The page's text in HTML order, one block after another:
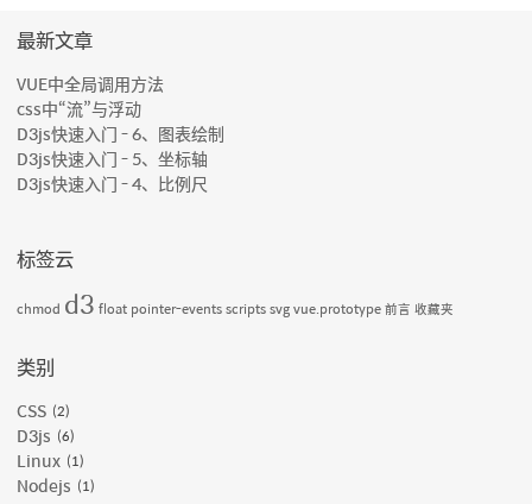
最新文章
VUE中全局调用方法
css中“流”与浮动
D3js快速入门 - 6、图表绘制
D3js快速入门 - 5、坐标轴
D3js快速入门 - 4、比例尺
标签云
chmod d3 float pointer-eventsscriptssvgvue.prototype前言 收藏夹
类别
CSS 2
D3js 6
Linux 1
Nodejs 1